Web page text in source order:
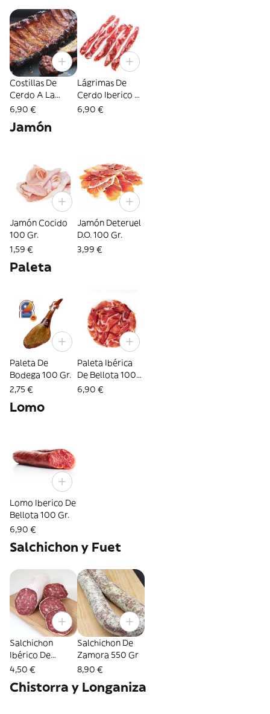
Costillas De
Cerdo A La
Mostaza Y Miel
6,90 €
Lágrimas De
Cerdo Iberico A
La Mostaza Y
6,90 €
Jamón
Jamón Cocido
100 Gr.
1,59 €
Jamón Deteruel
D.O. 100 Gr.
3,99 €
Paleta
Paleta De
Bodega 100 Gr.
2,75 €
Paleta Ibérica
De Bellota 100
Gr.
6,90 €
Lomo
Lomo Iberico De
Bellota 100 Gr.
6,90 €
Salchichon y Fuet
Salchichon
Ibérico De
Bellota 100Gr
4,50 €
Salchichon De
Zamora 550 Gr
8,90 €
Chistorra y Longaniza